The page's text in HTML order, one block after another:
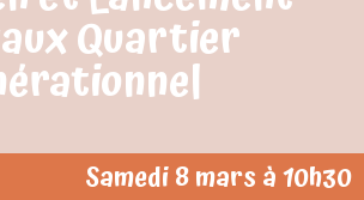
Quartier
Samedi 8 mars à 10h30